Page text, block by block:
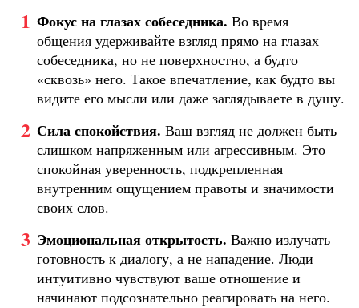
Фокус на глазах собеседника. Во время
общения удерживайте взгляд прямо на глазах
собеседника, но не поверхностно, а будто
«сквозь» него. Такое впечатление, как будто вы
видите его мысли или даже заглядываете в душу.
Сила спокойствия. Ваш взгляд не должен быть
слишком напряженным или агрессивным. Это
спокойная уверенность, подкрепленная
внутренним ощущением правоты и значимости
своих слов.
Эмоциональная открытость. Важно излучать
готовность к диалогу, а не нападение. Люди
интуитивно чувствуют ваше отношение и
начинают подсознательно реагировать на него.